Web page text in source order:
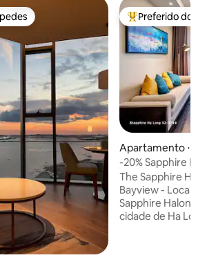
Entre os
Preferido dos
Apartamento ⋅
-20% Sapphire Hạ
vista para fogos
The Sapphire Ha
Bayview -
Sapphire Halong,
cidade de Ha